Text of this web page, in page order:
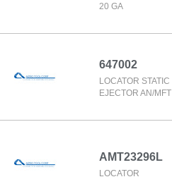
20 GA
647002
LOCATOR STATIC
EJECTOR AN/MFT
AMT23296L
LOCATOR